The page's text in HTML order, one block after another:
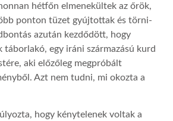
hétfőn elmenekültek az őrök,
ponton tüzet gyújtottak és törni-
azután kezdődött, hogy
táborlakó, egy iráni származású kurd
aki előzőleg megpróbált
Azt nem tudni, mi okozta a
hogy kénytelenek voltak a